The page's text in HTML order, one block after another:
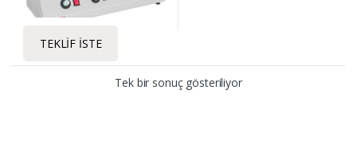
TEKLIF İSTE
Tek bir sonuç gösteriliyor